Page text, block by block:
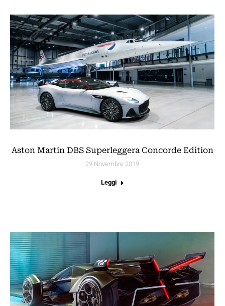
Aston Martin DBS Superleggera Concorde Edition
29 Novembre 2019
Leggi